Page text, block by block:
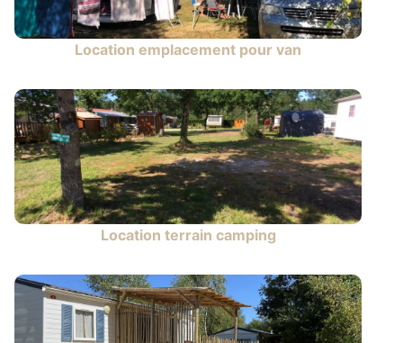
Location emplacement pour van
Location terrain camping